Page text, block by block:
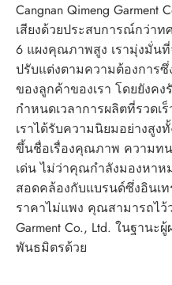
Cangnan Qimeng
เสียงด้วยประสบการณ์กว่า
6 แผงคุณภาพสูง เรามุ่งมั่น
ปรับแต่งตามความต้องการ
ของลูกค้าของเรา โดยยังค
กำหนดเวลาการผลิตที่รวดเ
เราได้รับความนิยมอย่างสูง
ขึ้นชื่อเรื่องคุณภาพ ความท
เด่น ไม่ว่าคุณกำลังมองหาห
สอดคล้องกับแบรนด์ซึ่งอินเ
ราคาไม่แพง คุณสามารถไว้ว
Garment Co., Ltd. ในฐาน
พันธมิตรด้วย